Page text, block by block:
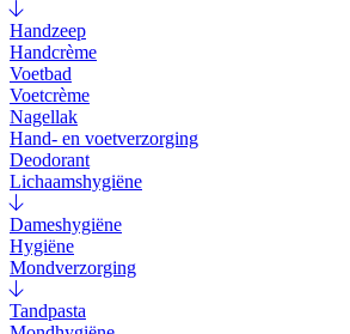
Handzeep
Handcrème
Voetbad
Voetcrème
Nagellak
Hand- en voetverzorging
Deodorant
Lichaamshygiëne
Dameshygiëne
Hygiëne
Mondverzorging
Tandpasta